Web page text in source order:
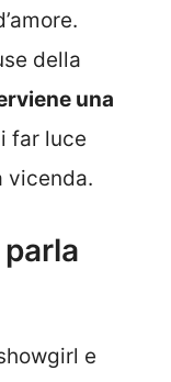
della
una
far luce
vicenda.
e